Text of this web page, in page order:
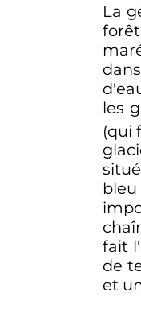
La
les
(qui
fait
de
et